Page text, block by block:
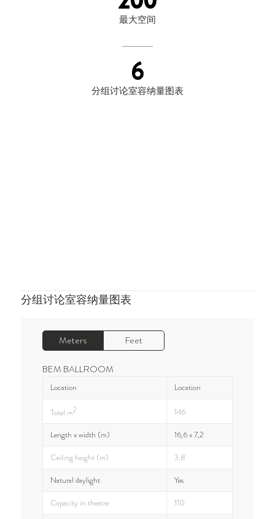
最大空间
6
分组讨论室容纳量图表
分组讨论室容纳量图表
Meters Feet
BEM BALLROOM
Location Location
Total m2
146
Length x width (m)
16,6 x 7,2
Ceiling height (m)
3,8
Natural daylight
Yes
Capacity in theatre
110